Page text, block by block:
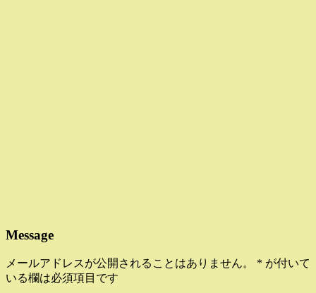
Message
メールアドレスが公開されることはありません。 * が付いて
いる欄は必須項目です